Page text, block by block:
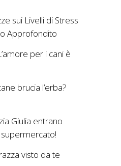
sui Livelli di Stress
Approfondito
per i cani è
brucia l’erba?
Giulia entrano
visto da te